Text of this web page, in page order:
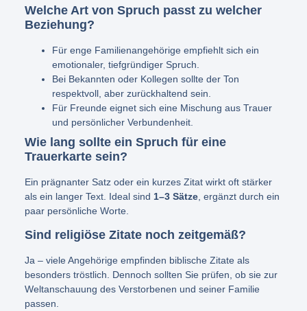
Welche Art von Spruch passt zu welcher
Beziehung?
Für enge Familienangehörige empfiehlt sich ein
emotionaler, tiefgründiger Spruch.
Bei Bekannten oder Kollegen sollte der Ton
respektvoll, aber zurückhaltend sein.
Für Freunde eignet sich eine Mischung aus Trauer
und persönlicher Verbundenheit.
Wie lang sollte ein Spruch für eine
Trauerkarte sein?
Ein prägnanter Satz oder ein kurzes Zitat wirkt oft stärker
als ein langer Text. Ideal sind 1–3 Sätze, ergänzt durch ein
paar persönliche Worte.
Sind religiöse Zitate noch zeitgemäß?
Ja – viele Angehörige empfinden biblische Zitate als
besonders tröstlich. Dennoch sollten Sie prüfen, ob sie zur
Weltanschauung des Verstorbenen und seiner Familie
passen.